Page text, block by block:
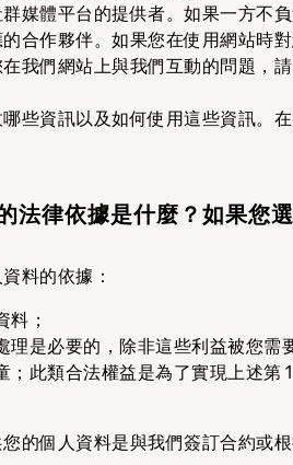
媒體平台的提供者。如果一方不
合作夥伴。如果您在使用網站時
我們網站上與我們互動的問題，
些資訊以及如何使用這些資訊。
法律依據是什麼？如果您
料的依據：
；
是必要的，除非這些利益被您需
此類合法權益是為了實現上述第
的個人資料是與我們簽訂合約或